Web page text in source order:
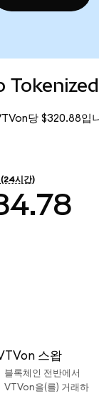
당 $320.88
(24시간)
스왑
블록체인 전반에서
VTVon을(를) 거래하